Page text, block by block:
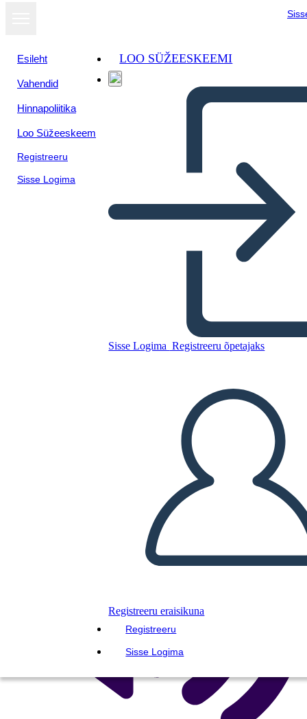
Esileht
Vahendid
Hinnapoliitika
Loo Süžeeskeem
Registreeru
Sisse Logima
LOO SÜŽEESKEEMI
Sisse Logima Registreeru õpetajaks
Registreeru eraisikuna
Registreeru
Sisse Logima
LUUA STORYBOARD
ESITA SLAIDIESITLUST
LOE MULLE